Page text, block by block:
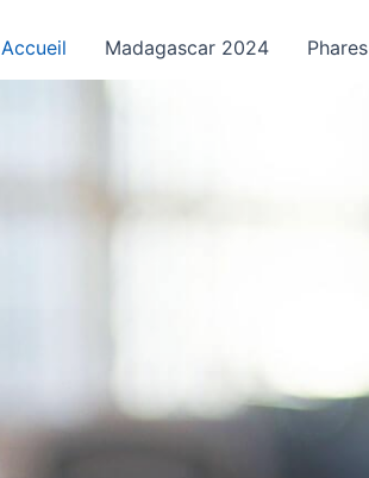
Accueil Madagascar 2024 Phares